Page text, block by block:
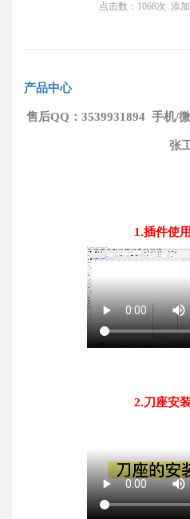
点击数： 1068次 添
产品中心
售后QQ：3539931894 手机/
张
1.插件使
2.刀座安